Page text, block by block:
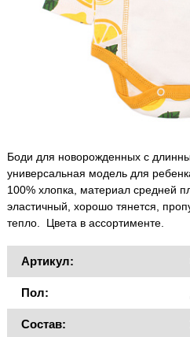
Боди для новорожденных с
универсальная модель для
100% хлопка, материал средней
эластичный, хорошо тянется,
тепло. Цвета в ассортименте.
Артикул:
Пол:
Состав: